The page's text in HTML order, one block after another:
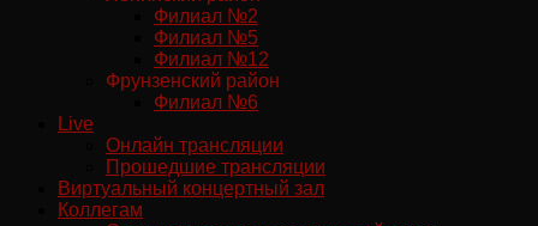
Филиал №2
Филиал №5
Филиал №12
Фрунзенский район
Филиал №6
Live
Онлайн трансляции
Прошедшие трансляции
Виртуальный концертный зал
Коллегам